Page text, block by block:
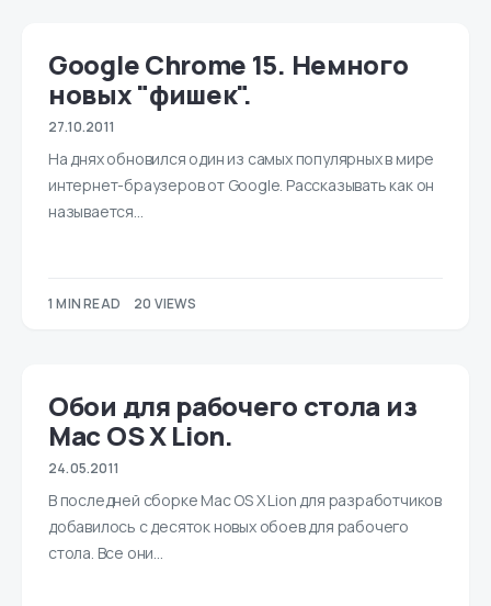
Google Chrome 15. Немного
новых "фишек".
27.10.2011
На днях обновился один из самых популярных в мире
интернет-браузеров от Google. Рассказывать как он
называется…
1 MIN READ 20 VIEWS
Обои для рабочего стола из
Mac OS X Lion.
24.05.2011
В последней сборке Mac OS X Lion для разработчиков
добавилось с десяток новых обоев для рабочего
стола. Все они…